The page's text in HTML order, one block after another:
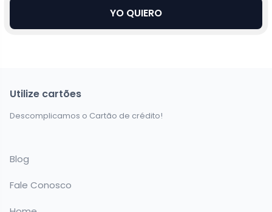
YO QUIERO
Utilize cartões
Descomplicamos o Cartão de crédito!
Blog
Fale Conosco